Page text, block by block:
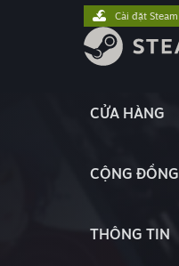
CỬA HÀNG
CỘNG ĐỒNG
THÔNG TIN
Cài đặt Steam